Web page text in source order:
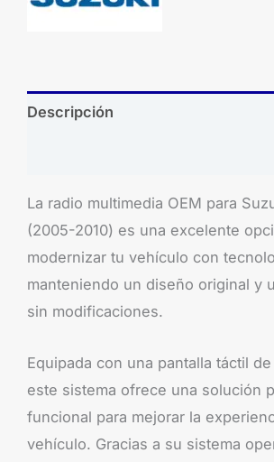
Descripción
La radio multimedia OEM para
(2005-2010) es una excelente
modernizar tu vehículo con
manteniendo un diseño original y
sin modificaciones.
Equipada con una pantalla táctil
este sistema ofrece una solución
funcional para mejorar la
vehículo. Gracias a su sistema